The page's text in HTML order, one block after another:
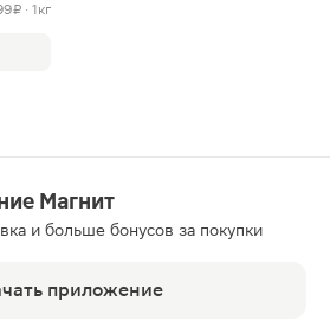
₽ · 1кг
Магнит
и больше бонусов за покупки
приложение